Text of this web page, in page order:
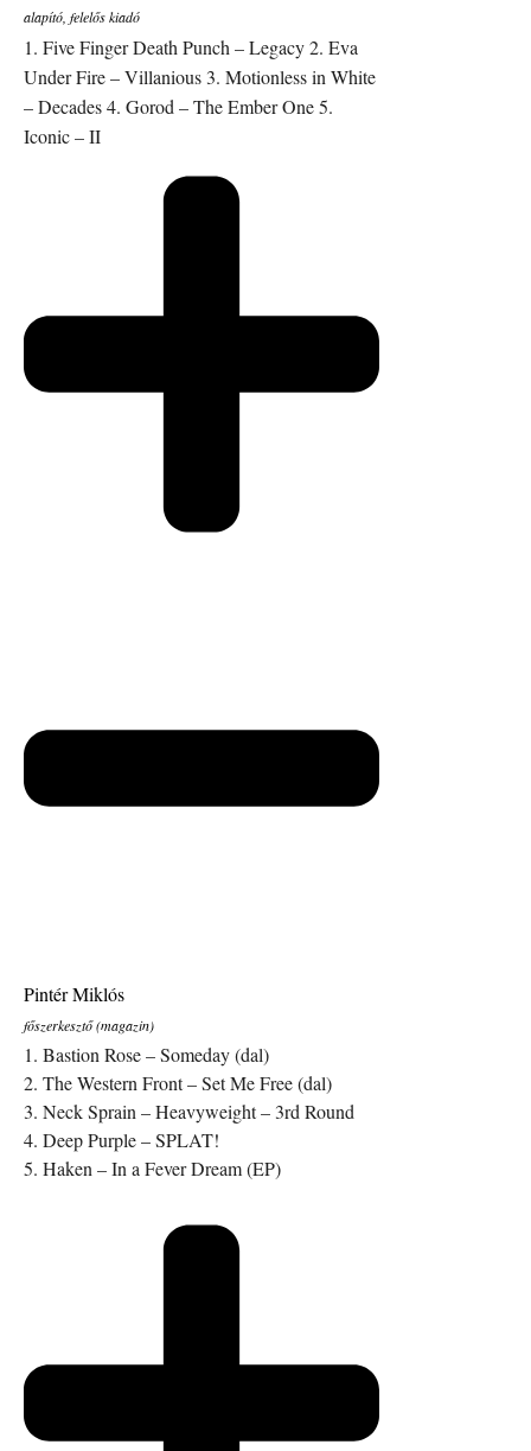
alapító, felelős kiadó
1. Five Finger Death Punch – Legacy 2. Eva
Under Fire – Villanious 3. Motionless in White
– Decades 4. Gorod – The Ember One 5.
Iconic – II
Pintér Miklós
főszerkesztő (magazin)
1. Bastion Rose – Someday (dal)
2. The Western Front – Set Me Free (dal)
3. Neck Sprain – Heavyweight – 3rd Round
4. Deep Purple – SPLAT!
5. Haken – In a Fever Dream (EP)